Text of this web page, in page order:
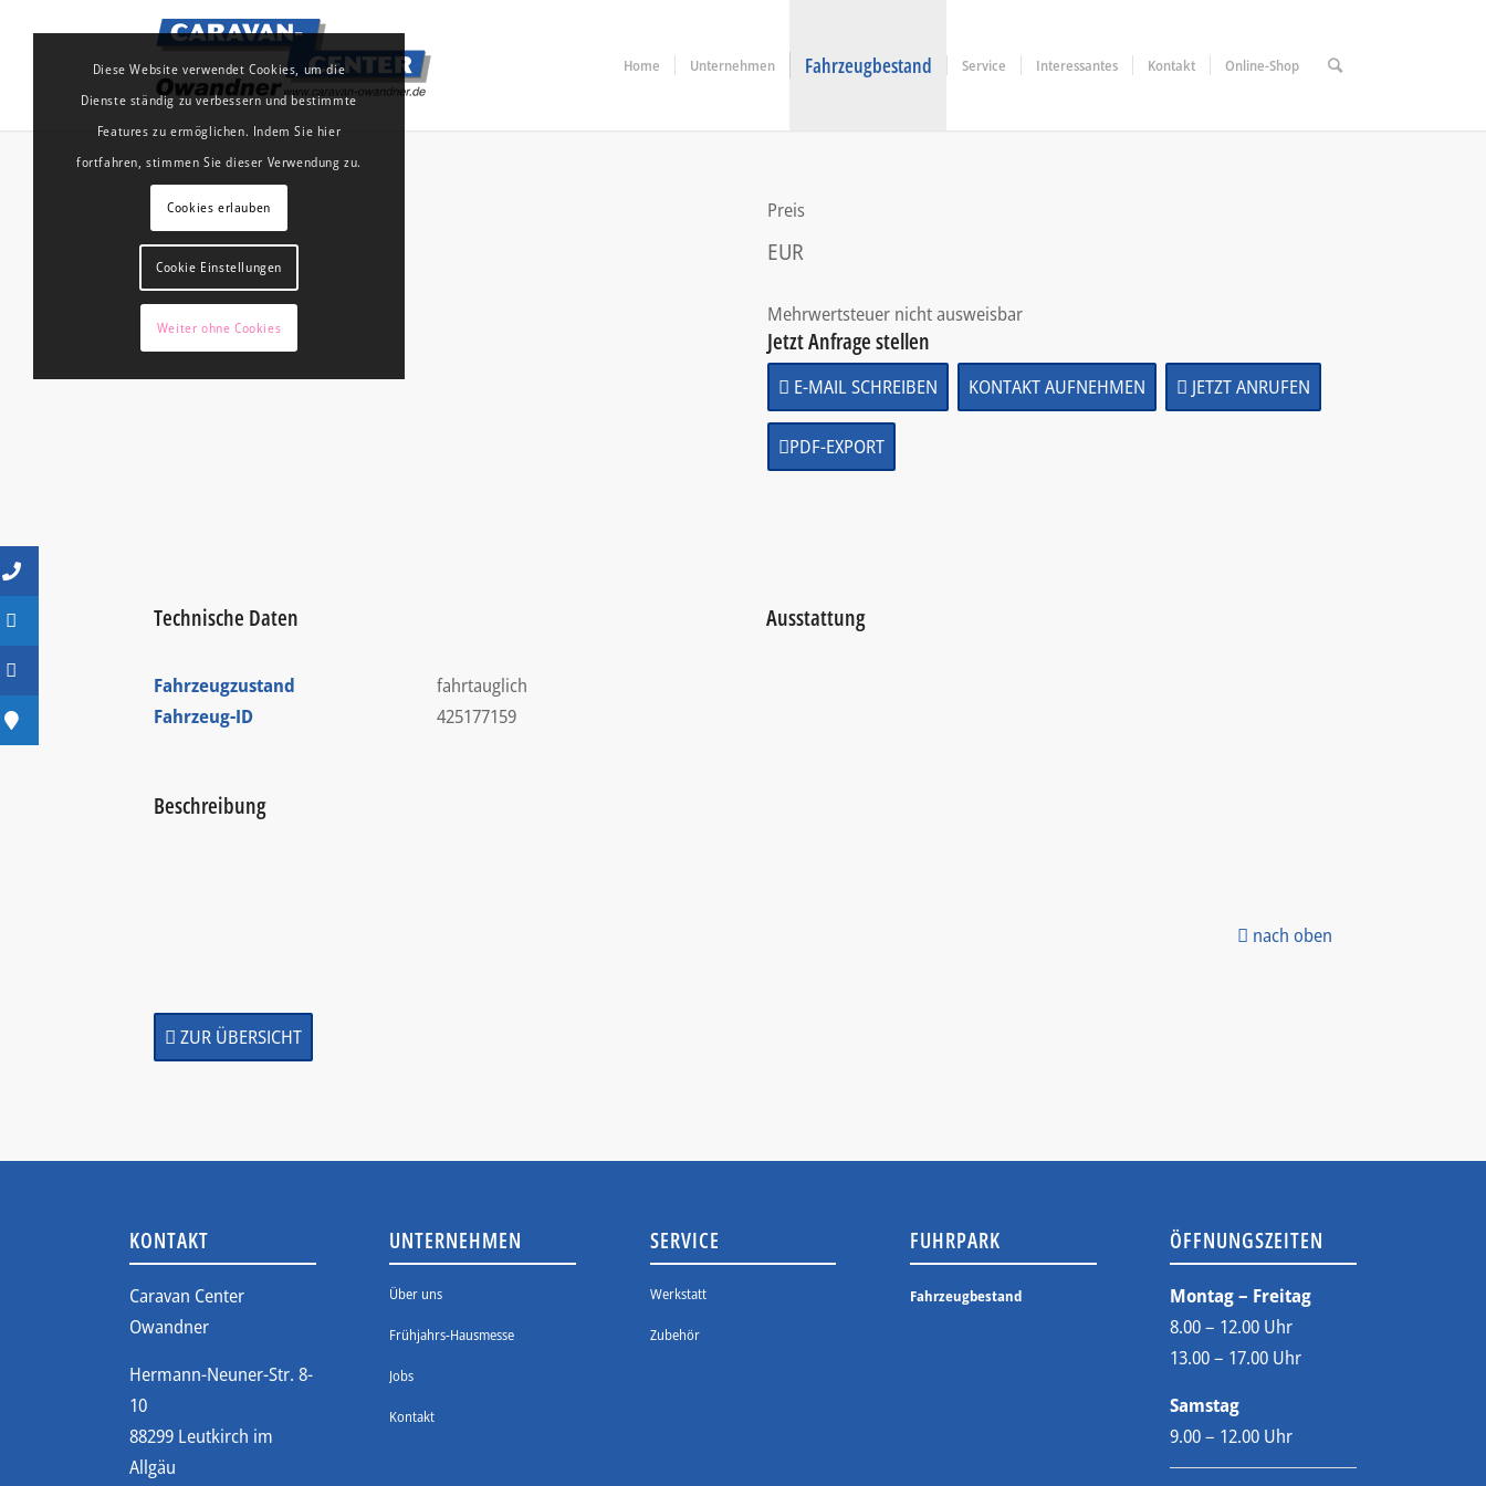
Home Unternehmen Fahrzeugbestand Service Interessantes Kontakt Online-Shop
Preis
EUR
Mehrwertsteuer nicht ausweisbar
Jetzt Anfrage stellen
E-MAIL SCHREIBEN KONTAKT AUFNEHMEN JETZT ANRUFEN
PDF-EXPORT
Technische Daten
Fahrzeugzustand
fahrtauglich
Fahrzeug-ID
425177159
Ausstattung
Beschreibung
nach oben
ZUR ÜBERSICHT
KONTAKT
Caravan Center
Owandner
Hermann-Neuner-Str. 8-
10
88299 Leutkirch im
Allgäu
UNTERNEHMEN
Über uns
Frühjahrs-Hausmesse
Jobs
Kontakt
SERVICE
Werkstatt
Zubehör
FUHRPARK
Fahrzeugbestand
ÖFFNUNGSZEITEN
Montag – Freitag
8.00 – 12.00 Uhr
13.00 – 17.00 Uhr
Samstag
9.00 – 12.00 Uhr
Diese Website verwendet Cookies, um die
Dienste ständig zu verbessern und bestimmte
Features zu ermöglichen. Indem Sie hier
fortfahren, stimmen Sie dieser Verwendung zu.
Cookies erlauben
Cookie Einstellungen
Weiter ohne Cookies